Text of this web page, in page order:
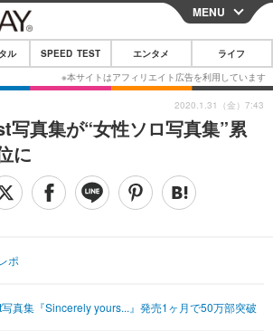
CLOSE
スマートフォン
その他
映画・ドラマ
ブログ
法
MENU
ル SPEED TEST エンタメ ライフ
写真集が“女性ソロ写真集”累
に
ポ
真集『Sincerely yours...』発売1ヶ月で50万部突破
2020.1.31（金）7:43